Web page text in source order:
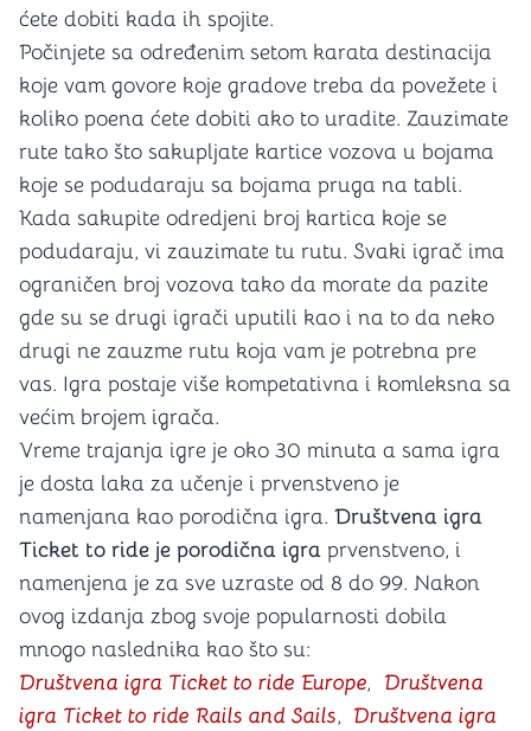
ćete dobiti kada ih spojite.
Počinjete sa određenim setom karata destinacija
koje vam govore koje gradove treba da povežete i
koliko poena ćete dobiti ako to uradite. Zauzimate
rute tako što sakupljate kartice vozova u bojama
koje se podudaraju sa bojama pruga na tabli.
Kada sakupite odredjeni broj kartica koje se
podudaraju, vi zauzimate tu rutu. Svaki igrač ima
ograničen broj vozova tako da morate da pazite
gde su se drugi igrači uputili kao i na to da neko
drugi ne zauzme rutu koja vam je potrebna pre
vas. Igra postaje više kompetativna i komleksna sa
većim brojem igrača.
Vreme trajanja igre je oko 30 minuta a sama igra
je dosta laka za učenje i prvenstveno je
namenjana kao porodična igra. Društvena igra
Ticket to ride je porodična igra prvenstveno, i
namenjena je za sve uzraste od 8 do 99. Nakon
ovog izdanja zbog svoje popularnosti dobila
mnogo naslednika kao što su:
Društvena igra Ticket to ride Europe, Društvena
igra Ticket to ride Rails and Sails, Društvena igra